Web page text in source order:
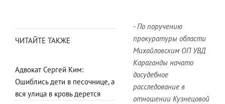
ЧИТАЙТЕ ТАКЖЕ
Адвокат Сергей Ким:
Ошиблись дети в песочнице, а
вся улица в кровь дерется
- По поручению
прокуратуры области
Михайловским ОП УВД
Караганды начато
досудебное
расследование в
отношении Кузнецовой